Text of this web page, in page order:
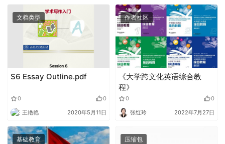
文档类型
S6 Essay Outline.pdf
0 0
王艳艳 2020年5月11日
作者社区
《大学跨文化英语综合教
程》
0 0
张红玲 2022年7月27日
基础教育 压缩包